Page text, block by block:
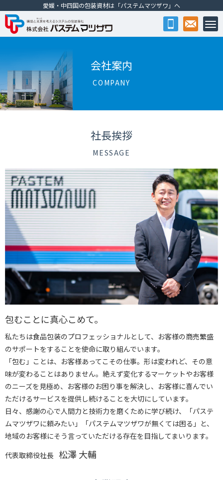
株式会社パステムマツザワ
愛媛・中四国の包装資材は「パステムマツザワ」へ
会社案内
COMPANY
社長挨拶
MESSAGE
包むことに真心こめて。
私たちは食品包装のプロフェッショナルとして、お客様の商売繁盛
のサポートをすることを使命に取り組んでいます。
「包む」ことは、お客様あってこその仕事。形は変われど、その意
味が変わることはありません。絶えず変化するマーケットやお客様
のニーズを見極め、お客様のお困り事を解決し、お客様に喜んでい
ただけるサービスを提供し続けることを大切にしています。
日々、感謝の心で人間力と技術力を磨くために学び続け、「パステ
ムマツザワに頼みたい」「パステムマツザワが無くては困る」と、
地域のお客様にそう言っていただける存在を目指してまいります。
代表取締役社長 松澤 大輔